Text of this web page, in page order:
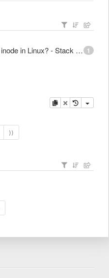
1
epoll - What is an anonymous inode in Linux? - Stack Overflow
копировать
удалить
⟩⟩